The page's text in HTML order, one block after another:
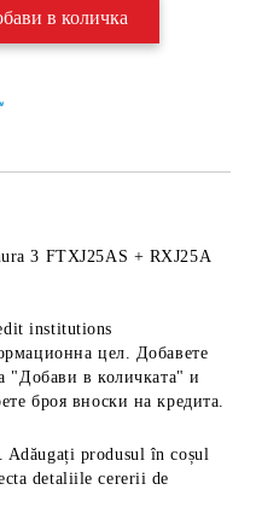
3 FTXJ25AS + RXJ25A
institutions
цел. Добавете
"Добави в количката" и
броя вноски на кредита.
Adăugați produsul în coșul
detaliile cererii de